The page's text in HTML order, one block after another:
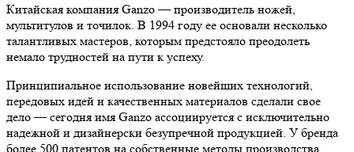
Китайская компания Ganzo — производитель ножей,
мультитулов и точилок. В 1994 году ее основали несколько
талантливых мастеров, которым предстояло преодолеть
немало трудностей на пути к успеху.
Принципиальное использование новейших технологий,
передовых идей и качественных материалов сделали свое
дело — сегодня имя Ganzo ассоциируется с исключительно
надежной и дизайнерски безупречной продукцией. У бренда
более 500 патентов на собственные методы производства